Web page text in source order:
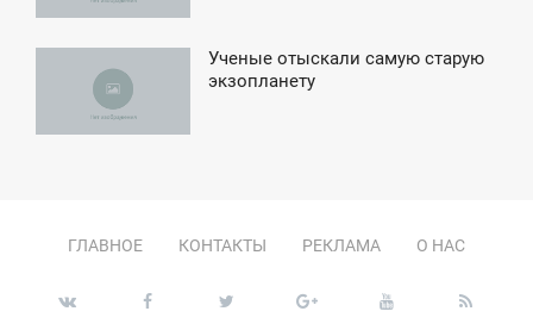
Ученые отыскали самую старую
экзопланету
ГЛАВНОЕ КОНТАКТЫ РЕКЛАМА О НАС